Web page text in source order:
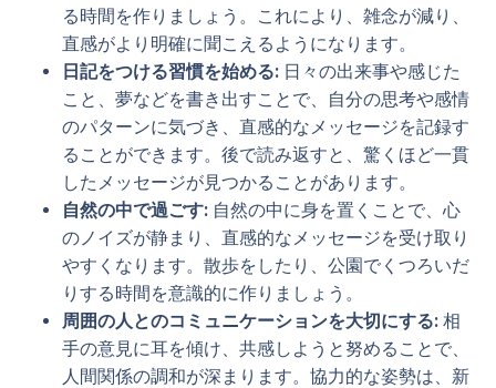
る時間を作りましょう。これにより、雑念が減り、
直感がより明確に聞こえるようになります。
日記をつける習慣を始める: 日々の出来事や感じた
こと、夢などを書き出すことで、自分の思考や感情
のパターンに気づき、直感的なメッセージを記録す
ることができます。後で読み返すと、驚くほど一貫
したメッセージが見つかることがあります。
自然の中で過ごす: 自然の中に身を置くことで、心
のノイズが静まり、直感的なメッセージを受け取り
やすくなります。散歩をしたり、公園でくつろいだ
りする時間を意識的に作りましょう。
周囲の人とのコミュニケーションを大切にする: 相
手の意見に耳を傾け、共感しようと努めることで、
人間関係の調和が深まります。協力的な姿勢は、新